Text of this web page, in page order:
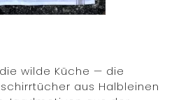
wilde Küche — die
aus Halbleinen